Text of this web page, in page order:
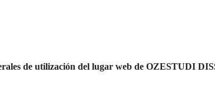
de utilización del lugar web de OZESTUDI